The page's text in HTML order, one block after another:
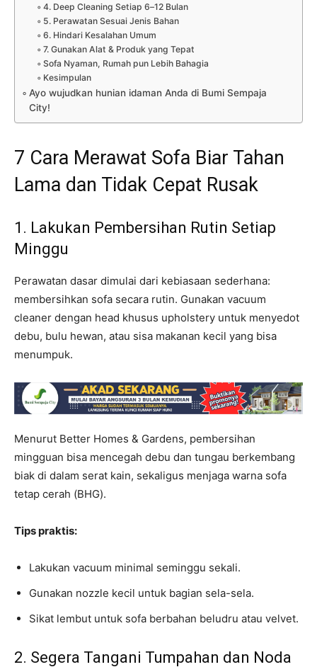
4. Deep Cleaning Setiap 6–12 Bulan
5. Perawatan Sesuai Jenis Bahan
6. Hindari Kesalahan Umum
7. Gunakan Alat & Produk yang Tepat
Sofa Nyaman, Rumah pun Lebih Bahagia
Kesimpulan
Ayo wujudkan hunian idaman Anda di Bumi Sempaja
City!
7 Cara Merawat Sofa Biar Tahan
Lama dan Tidak Cepat Rusak
1. Lakukan Pembersihan Rutin Setiap
Minggu
Perawatan dasar dimulai dari kebiasaan sederhana:
membersihkan sofa secara rutin. Gunakan vacuum
cleaner dengan head khusus upholstery untuk menyedot
debu, bulu hewan, atau sisa makanan kecil yang bisa
menumpuk.
Menurut Better Homes & Gardens, pembersihan
mingguan bisa mencegah debu dan tungau berkembang
biak di dalam serat kain, sekaligus menjaga warna sofa
tetap cerah (BHG).
Tips praktis:
Lakukan vacuum minimal seminggu sekali.
Gunakan nozzle kecil untuk bagian sela-sela.
Sikat lembut untuk sofa berbahan beludru atau velvet.
2. Segera Tangani Tumpahan dan Noda